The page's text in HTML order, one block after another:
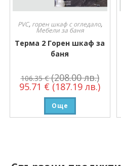
PVC, горен шкаф с огледало,
Мебели за баня
Терма 2 Горен шкаф за
баня
106.35€ (208.00 лв.)
95.71 € (187.19 лв.)
Още